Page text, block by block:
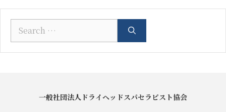
for:
一般社団法人ドライヘッドスパセラピスト協会